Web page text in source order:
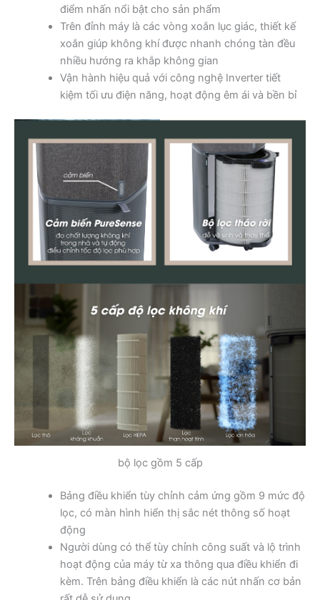
điểm nhấn nổi bật cho sản phẩm
Trên đỉnh máy là các vòng xoắn lục giác, thiết kế
xoắn giúp không khí được nhanh chóng tàn đều
nhiều hướng ra khắp không gian
Vận hành hiệu quả với công nghệ Inverter tiết
kiệm tối ưu điện năng, hoạt động êm ái và bền bỉ
bộ lọc gồm 5 cấp
Bảng điều khiển tùy chỉnh cảm ứng gồm 9 mức độ
lọc, có màn hình hiển thị sắc nét thông số hoạt
động
Người dùng có thể tùy chỉnh công suất và lộ trình
hoạt động của máy từ xa thông qua điều khiển đi
kèm. Trên bảng điều khiển là các nút nhấn cơ bản